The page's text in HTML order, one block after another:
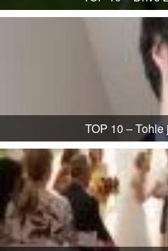
TOP 10 –